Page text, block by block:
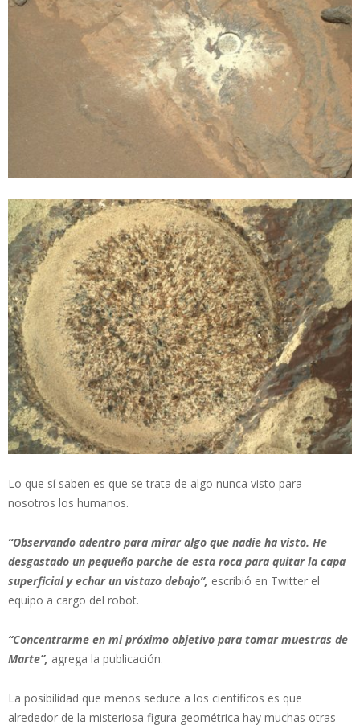
Lo que sí saben es que se trata de algo nunca visto para
nosotros los humanos.
“Observando adentro para mirar algo que nadie ha visto. He
desgastado un pequeño parche de esta roca para quitar la capa
superficial y echar un vistazo debajo”, escribió en Twitter el
equipo a cargo del robot.
“Concentrarme en mi próximo objetivo para tomar muestras de
Marte”, agrega la publicación.
La posibilidad que menos seduce a los científicos es que
alrededor de la misteriosa figura geométrica hay muchas otras